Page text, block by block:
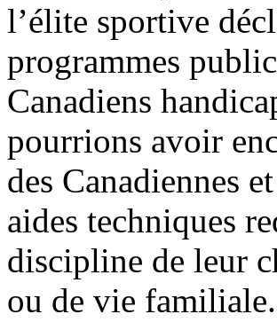
l’élite sportive
programmes
Canadiens
pourrions avoir
des Canadiennes
aides techniques
discipline de leur
ou de vie familiale.